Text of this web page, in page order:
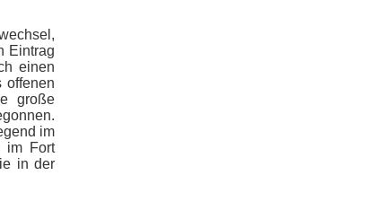
Eintrag
einen
offenen
große
im
im Fort
in der